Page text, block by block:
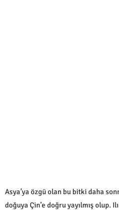
Asya’ya özgü olan bu bitki daha
doğuya Çin’e doğru yayılmış olup.